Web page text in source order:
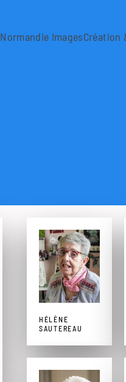
Normandie ImagesCréation
HÉLÈNE
SAUTEREAU